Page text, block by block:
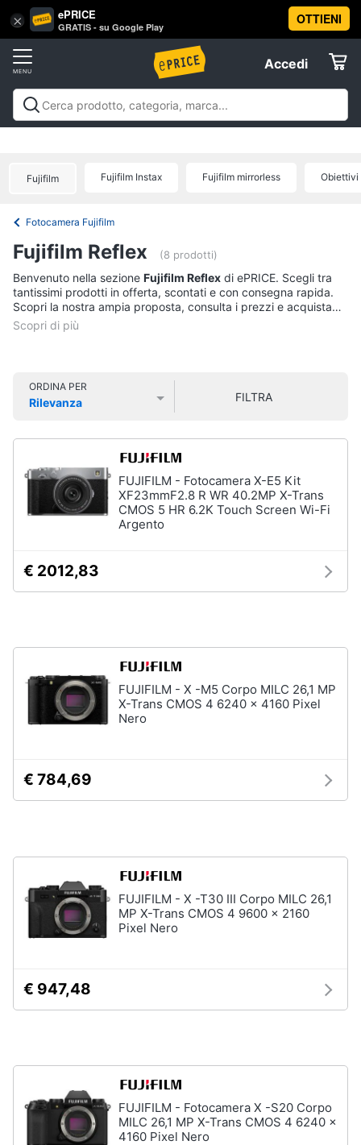
× ePRICE
GRATIS - su Google Play
OTTIENI
Accedi
Accedi
Registrati
Offerte
Tv
e
Home
Cinema
home
Audio
musica
Arredo
Giardinaggio
Salute
Prima
infanzia
Fotografia
Casalinghi
Animali
Vai
al
Fujifilm Fujifilm Instax Fujifilm mirrorless Obiettivi
Fotocamera Fujifilm
Fujifilm Reflex (8 prodotti)
Benvenuto nella sezione Fujifilm Reflex di ePRICE. Scegli tra
tantissimi prodotti in offerta, scontati e con consegna rapida.
Scopri la nostra ampia proposta, consulta i prezzi e acquista
comodamente online.
ORDINA PER
Rilevanza
FILTRA
FUJIFILM - Fotocamera X-E5 Kit
XF23mmF2.8 R WR 40.2MP X-Trans
CMOS 5 HR 6.2K Touch Screen Wi-Fi
Argento
€ 2012,83
FUJIFILM - X -M5 Corpo MILC 26,1 MP
X-Trans CMOS 4 6240 x 4160 Pixel
Nero
€ 784,69
FUJIFILM - X -T30 III Corpo MILC 26,1
MP X-Trans CMOS 4 9600 x 2160
Pixel Nero
€ 947,48
FUJIFILM - Fotocamera X -S20 Corpo
MILC 26,1 MP X-Trans CMOS 4 6240 x
4160 Pixel Nero